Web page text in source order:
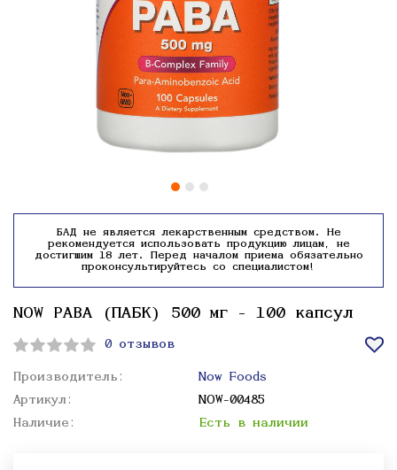
БАД не является лекарственным средством. Не
рекомендуется использовать продукцию лицам, не
достигшим 18 лет. Перед началом приема обязательно
проконсультируйтесь со специалистом!
NOW PABA (ПАБК) 500 мг - 100 капсул
0 отзывов
Производитель:
Now Foods
Артикул:
NOW-00485
Наличие:
Есть в наличии